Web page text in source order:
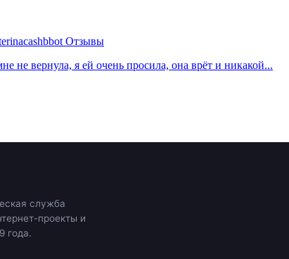
Отзывы
не вернула, я ей очень просила, она врёт и никакой...
служба
проекты и
года.